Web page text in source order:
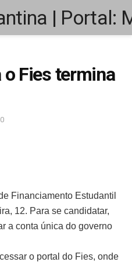
Fies termina
Financiamento Estudantil
12. Para se candidatar,
a conta única do governo
o portal do Fies, onde